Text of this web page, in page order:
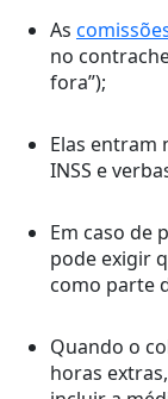
As
no
fora”);
Elas entram
INSS e
Em caso de
pode exigir
como parte
Quando o
horas